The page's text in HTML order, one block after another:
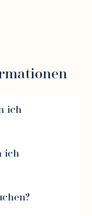
ich
ich